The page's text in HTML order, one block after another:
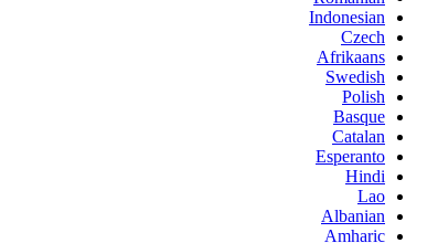
Indonesian
Czech
Afrikaans
Swedish
Polish
Basque
Catalan
Esperanto
Hindi
Lao
Albanian
Amharic